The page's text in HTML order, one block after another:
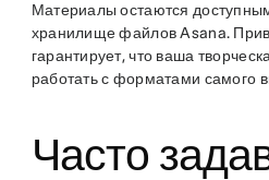
Материалы остаются
хранилище файлов Asana.
гарантирует, что ваша
работать с форматами самого
Часто